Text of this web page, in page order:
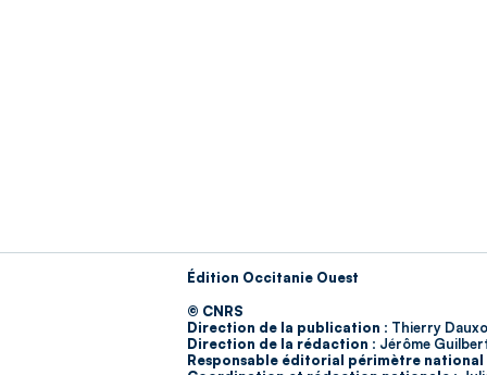
Édition Occitanie Ouest
© CNRS
Direction de la publication : Thierry
Direction de la rédaction : Jérôme
Responsable éditorial périmètre national